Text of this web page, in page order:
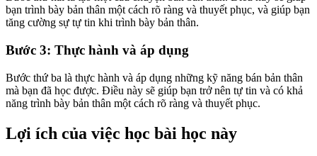
bạn trình bày bản thân một cách rõ ràng và thuyết phục, và giúp bạn
tăng cường sự tự tin khi trình bày bản thân.
Bước 3: Thực hành và áp dụng
Bước thứ ba là thực hành và áp dụng những kỹ năng bán bản thân
mà bạn đã học được. Điều này sẽ giúp bạn trở nên tự tin và có khả
năng trình bày bản thân một cách rõ ràng và thuyết phục.
Lợi ích của việc học bài học này